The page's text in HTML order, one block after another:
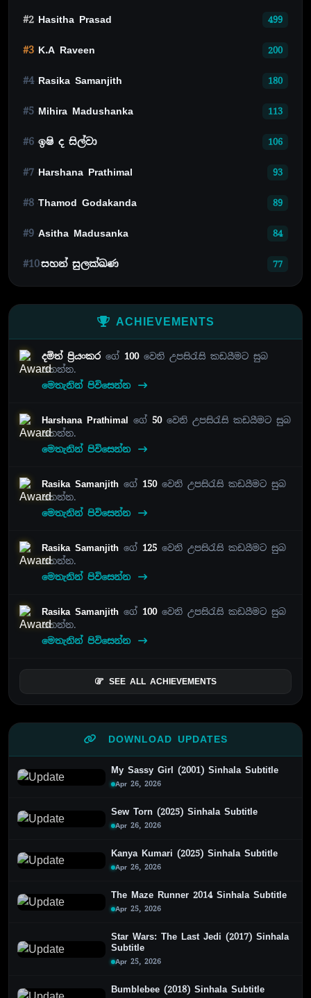
#2 Hasitha Prasad 499
#3 K.A Raveen 200
#4 Rasika Samanjith 180
#5 Mihira Madushanka 113
#6 ඉෂි ද සිල්වා 106
#7 Harshana Prathimal 93
#8 Thamod Godakanda 89
#9 Asitha Madusanka 84
#10සහන් සුලක්ඛණ 77
ACHIEVEMENTS
දමිත් ප්‍රියංකර ගේ 100වෙනි උපසිරැසි කඩයීමට සුබ
පතන්න.
මෙතැනින් පිවිසෙන්න
Harshana Prathimal ගේ 50වෙනි උපසිරැසි කඩයීමට සුබ
පතන්න.
මෙතැනින් පිවිසෙන්න
Rasika Samanjith ගේ 150වෙනි උපසිරැසි කඩයීමට සුබ
පතන්න.
මෙතැනින් පිවිසෙන්න
Rasika Samanjith ගේ 125 වෙනි උපසිරැසි කඩයීමට සුබ
පතන්න.
මෙතැනින් පිවිසෙන්න
Rasika Samanjith ගේ 100වෙනි උපසිරැසි කඩයීමට සුබ
පතන්න.
මෙතැනින් පිවිසෙන්න
SEE ALL ACHIEVEMENTS
DOWNLOAD UPDATES
My Sassy Girl (2001) Sinhala Subtitle
Apr 26, 2026
Sew Torn (2025) Sinhala Subtitle
Apr 26, 2026
Kanya Kumari (2025) Sinhala Subtitle
Apr 26, 2026
The Maze Runner 2014 Sinhala Subtitle
Apr 25, 2026
Star Wars: The Last Jedi (2017) Sinhala
Subtitle
Apr 25, 2026
Bumblebee (2018) Sinhala Subtitle